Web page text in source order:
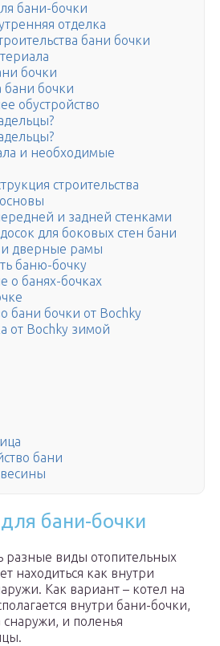
бани-бочки
отделка
бани бочки
бочки
бани бочки
обустройство
и необходимые
строительства
и задней стенками
для боковых стен бани
дверные рамы
баню-бочку
о банях-бочках
бани бочки от Bochky
от Bochky зимой
бани
бани-бочки
разные виды отопительных
находиться как внутри
Как вариант – котел на
внутри бани-бочки,
и поленья